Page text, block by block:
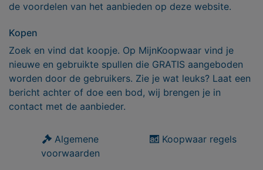
de voordelen van het aanbieden op deze website.
Kopen
Zoek en vind dat koopje. Op MijnKoopwaar vind je
nieuwe en gebruikte spullen die GRATIS aangeboden
worden door de gebruikers. Zie je wat leuks? Laat een
bericht achter of doe een bod, wij brengen je in
contact met de aanbieder.
Algemene
voorwaarden
Koopwaar regels